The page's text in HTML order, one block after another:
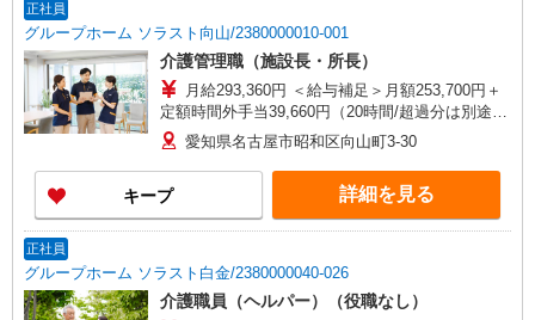
分〜） ◎賞与 基本給2.08ヶ月分/年支給
正社員
グループホーム ソラスト向山/2380000010-001
介護管理職（施設長・所長）
月給293,360円 ＜給与補足＞月額253,700円＋
定額時間外手当39,660円（20時間/超過分は別途支
給）※深夜割増（22〜5時）、夜勤手当（8,500円/
回）
愛知県名古屋市昭和区向山町3-30
キープ 詳細を見る
正社員
グループホーム ソラスト白金/2380000040-026
介護職員（ヘルパー）（役職なし）